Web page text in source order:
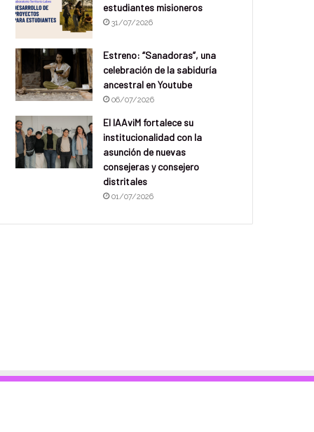
estudiantes misioneros
31/07/2026
Estreno: “Sanadoras”, una
celebración de la sabiduría
ancestral en Youtube
06/07/2026
El IAAviM fortalece su
institucionalidad con la
asunción de nuevas
consejeras y consejero
distritales
01/07/2026